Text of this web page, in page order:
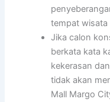
tempat wisata
Jika calon
berkata kata
kekerasan
tidak akan
Mall Margo